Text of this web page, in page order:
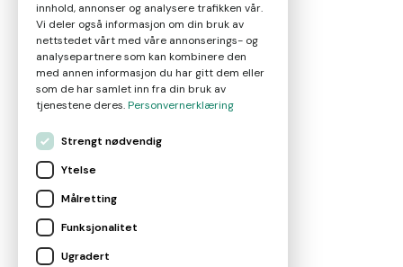
Nyheter
Om oss
innhold, annonser og analysere trafikken vår.
Vi deler også informasjon om din bruk av
nettstedet vårt med våre annonserings- og
analysepartnere som kan kombinere den
med annen informasjon du har gitt dem eller
som de har samlet inn fra din bruk av
tjenestene deres.Personvernerklæring
Strengt nødvendig
Ytelse
Målretting
Funksjonalitet
Ugradert